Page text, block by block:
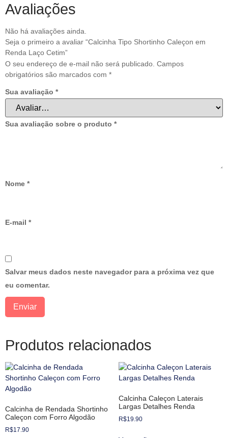
Avaliações
Não há avaliações ainda.
Seja o primeiro a avaliar “Calcinha Tipo Shortinho Caleçon em
Renda Laço Cetim”
O seu endereço de e-mail não será publicado. Campos
obrigatórios são marcados com *
Sua avaliação *
Sua avaliação sobre o produto *
Nome *
E-mail *
Salvar meus dados neste navegador para a próxima vez que
eu comentar.
Produtos relacionados
Calcinha de Rendada Shortinho
Caleçon com Forro Algodão
R$17.90
Calcinha Caleçon Laterais
Largas Detalhes Renda
R$19.90